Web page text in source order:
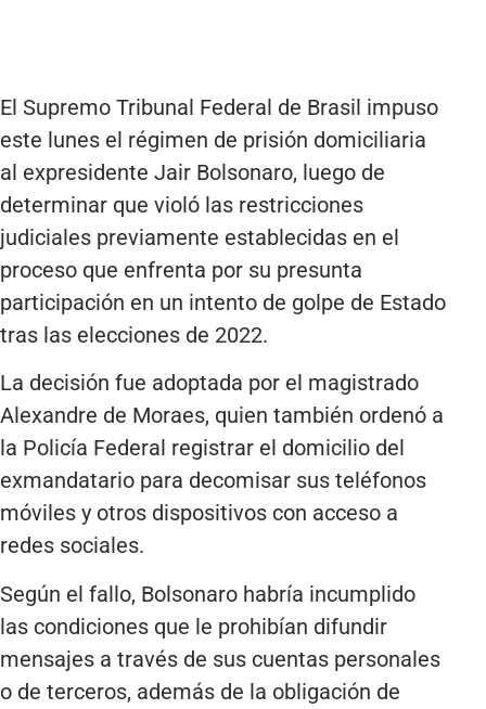
El Supremo Tribunal Federal de Brasil impuso
este lunes el régimen de prisión domiciliaria
al expresidente Jair Bolsonaro, luego de
determinar que violó las restricciones
judiciales previamente establecidas en el
proceso que enfrenta por su presunta
participación en un intento de golpe de Estado
tras las elecciones de 2022.
La decisión fue adoptada por el magistrado
Alexandre de Moraes, quien también ordenó a
la Policía Federal registrar el domicilio del
exmandatario para decomisar sus teléfonos
móviles y otros dispositivos con acceso a
redes sociales.
Según el fallo, Bolsonaro habría incumplido
las condiciones que le prohibían difundir
mensajes a través de sus cuentas personales
o de terceros, además de la obligación de